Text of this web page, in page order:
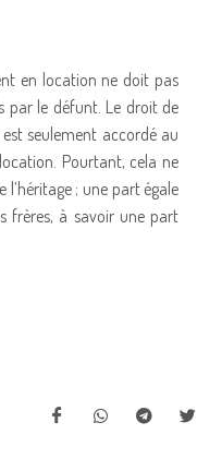
en location ne doit pas
par le défunt. Le droit de
seulement accordé au
Pourtant, cela ne
l’héritage ; une part égale
frères, à savoir une part